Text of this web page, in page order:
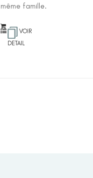
même famille.
VOIR
DETAIL